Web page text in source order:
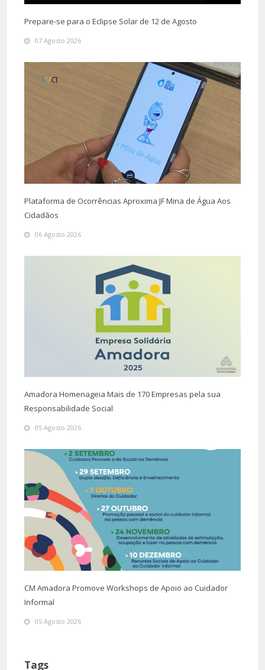
Prepare-se para o Eclipse Solar de 12 de Agosto
07 Agosto 2026
Plataforma de Ocorrências Aproxima JF Mina de Água Aos
Cidadãos
06 Agosto 2026
Amadora Homenageia Mais de 170 Empresas pela sua
Responsabilidade Social
05 Agosto 2026
CM Amadora Promove Workshops de Apoio ao Cuidador
Informal
05 Agosto 2026
Tags